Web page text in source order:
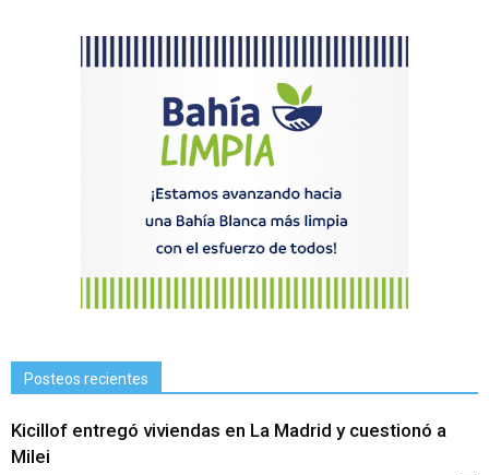
Posteos recientes
Kicillof entregó viviendas en La Madrid y cuestionó a
Milei